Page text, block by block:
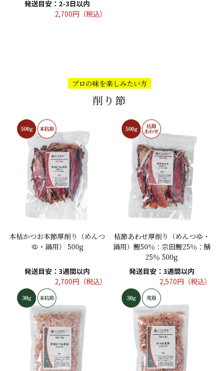
発送目安：2-3日以内
2,700円（税込）
プロの味を楽しみたい方
削り節
本枯かつお本節厚削り（めんつ
ゆ・鍋用） 500g
発送目安：3週間以内
2,700円（税込）
枯節あわせ厚削り（めんつゆ・
鍋用）鰹50％：宗田鰹25％：鯖
25％ 500g
発送目安：3週間以内
2,570円（税込）